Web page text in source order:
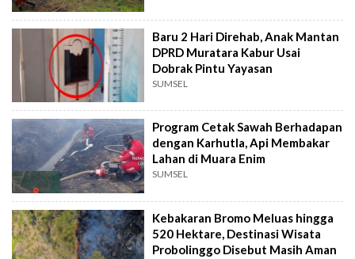
Baru 2 Hari Direhab, Anak Mantan
DPRD Muratara Kabur Usai
Dobrak Pintu Yayasan
SUMSEL
Program Cetak Sawah Berhadapan
dengan Karhutla, Api Membakar
Lahan di Muara Enim
SUMSEL
Kebakaran Bromo Meluas hingga
520 Hektare, Destinasi Wisata
Probolinggo Disebut Masih Aman